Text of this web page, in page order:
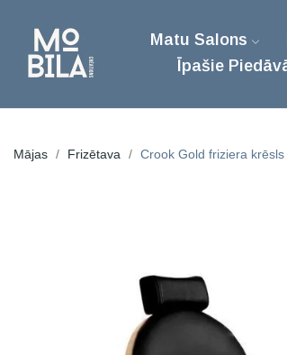
Matu Salons
Īpašie
Mājas Frizētava Crook Gold friziera krēsls